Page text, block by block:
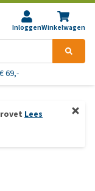
InloggenWinkelwagen
69,-
Lees